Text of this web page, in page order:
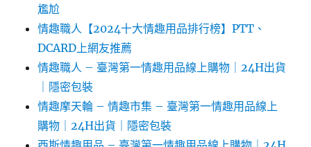
尷尬
情趣職人【2024十大情趣用品排行榜】PTT、
DCARD上網友推薦
情趣職人 – 臺灣第一情趣用品線上購物｜24H出貨
｜隱密包裝
情趣摩天輪 – 情趣市集 – 臺灣第一情趣用品線上
購物｜24H出貨｜隱密包裝